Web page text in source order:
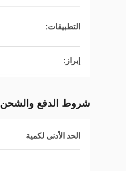
التطبيقات:
إبراز:
شروط الدفع والشحن
الحد الأدنى لكمية